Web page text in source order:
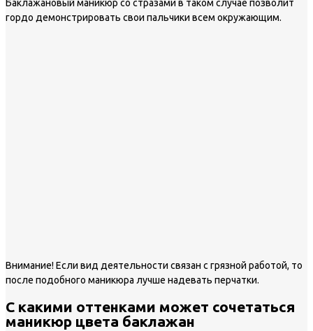
Баклажановый маникюр со стразами в таком случае позволит
гордо демонстрировать свои пальчики всем окружающим.
Внимание!Если вид деятельности связан с грязной работой, то
после подобного маникюра лучше надевать перчатки.
С какими оттенками может сочетаться
маникюр цвета баклажан